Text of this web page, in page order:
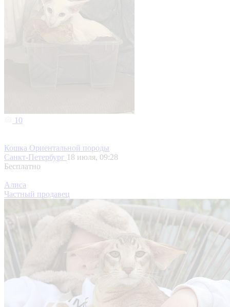
10
Кошка Ориентальной породы
Санкт-Петербург 18 июля, 09:28
Бесплатно
Алиса
Частный продавец